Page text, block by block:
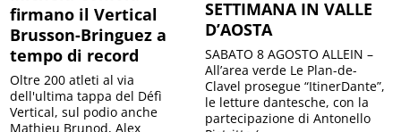
firmano il Vertical
Brusson-Bringuez a
tempo di record
Oltre 200 atleti al via
dell'ultima tappa del Défì
Vertical, sul podio anche
Mathieu Brunod, Alex
SETTIMANA IN VALLE
D’AOSTA
SABATO 8 AGOSTO ALLEIN –
All’area verde Le Plan-de-
Clavel prosegue “ItinerDante”,
le letture dantesche, con la
partecipazione di Antonello